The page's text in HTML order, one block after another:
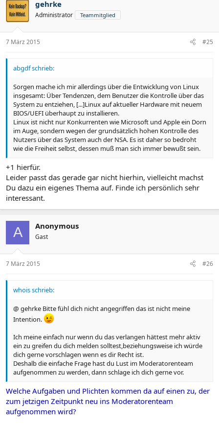
gehrke
Administrator Teammitglied
7 März 2015 #25
abgdf schrieb:
Sorgen mache ich mir allerdings über die Entwicklung von Linux
insgesamt: Über Tendenzen, dem Benutzer die Kontrolle über das
System zu entziehen, [...]Linux auf aktueller Hardware mit neuem
BIOS/UEFI überhaupt zu installieren.
Linux ist nicht nur Konkurrenten wie Microsoft und Apple ein Dorn
im Auge, sondern wegen der grundsätzlich hohen Kontrolle des
Nutzers über das System auch der NSA. Es ist daher so bedroht
wie die Freiheit selbst, dessen muß man sich immer bewußt sein.
+1 hierfür.
Leider passt das gerade gar nicht hierhin, vielleicht machst
Du dazu ein eigenes Thema auf. Finde ich persönlich sehr
interessant.
A Anonymous
Gast
7 März 2015 #26
whois schrieb:
@ gehrke Bitte fühl dich nicht angegriffen das ist nicht meine
Intention.
Ich meine einfach nur wenn du das verlangen hättest mehr aktiv
ein zu greifen du dich melden solltest,beziehungsweise ich würde
dich gerne vorschlagen wenn es dir Recht ist.
Deshalb die einfache Frage hast du Lust im Moderatorenteam
aufgenommen zu werden, dann schlage ich dich gerne vor.
Welche Aufgaben und Plichten kommen da auf einen zu, der
zum jetzigen Zeitpunkt neu ins Moderatorenteam
aufgenommen wird?